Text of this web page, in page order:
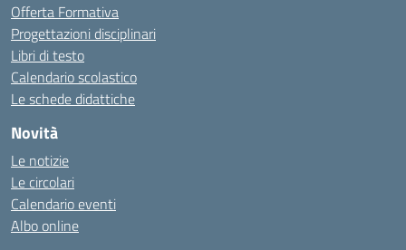
Offerta Formativa
Progettazioni disciplinari
Libri di testo
Calendario scolastico
Le schede didattiche
Novità
Le notizie
Le circolari
Calendario eventi
Albo online